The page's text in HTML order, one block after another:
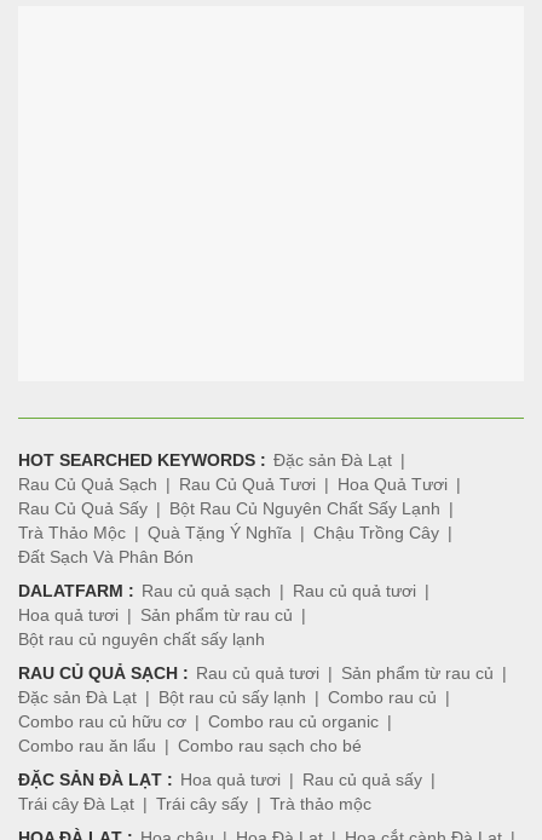
HOT SEARCHED KEYWORDS : Đặc sản Đà Lạt
Rau Củ Quả Sạch
Rau Củ Quả Tươi
Hoa Quả Tươi
Rau Củ Quả Sấy
Bột Rau Củ Nguyên Chất Sấy Lạnh
Trà Thảo Mộc
Quà Tặng Ý Nghĩa
Chậu Trồng Cây
Đất Sạch Và Phân Bón
DALATFARM : Rau củ quả sạch
Rau củ quả tươi
Hoa quả tươi
Sản phẩm từ rau củ
Bột rau củ nguyên chất sấy lạnh
RAU CỦ QUẢ SẠCH : Rau củ quả tươi
Sản phẩm từ rau củ
Đặc sản Đà Lạt
Bột rau củ sấy lạnh
Combo rau củ
Combo rau củ hữu cơ
Combo rau củ organic
Combo rau ăn lẩu
Combo rau sạch cho bé
ĐẶC SẢN ĐÀ LẠT : Hoa quả tươi
Rau củ quả sấy
Trái cây Đà Lạt
Trái cây sấy
Trà thảo mộc